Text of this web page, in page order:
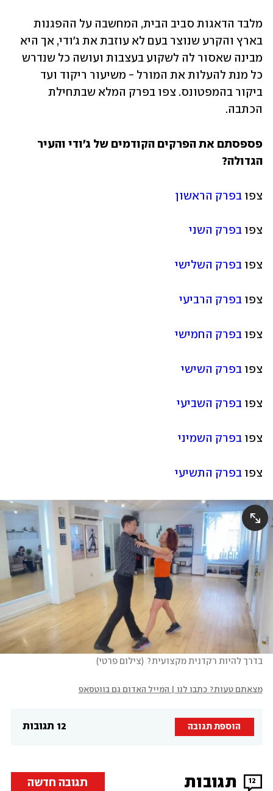
הכתבה.
הגדולה?
צפו בפרק הראשון
צפו בפרק השני
צפו בפרק השלישי
צפו בפרק הרביעי
צפו בפרק החמישי
צפו בפרק השישי
צפו בפרק השביעי
צפו בפרק השמיני
צפו בפרק התשיעי
בדרך להיות רקדנית מקצועית? (צילום פרטי)
מצאתם טעות? כתבו לנו | המייל האדום גם בווטסאפ
12 תגובות הוספת תגובה
12 תגובות תגובה חדשה